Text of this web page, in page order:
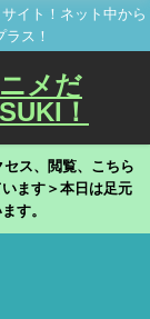
イト！ネット中から
ス！
メだ
！
ス、閲覧、こちら
ます＞本日は足元
す。